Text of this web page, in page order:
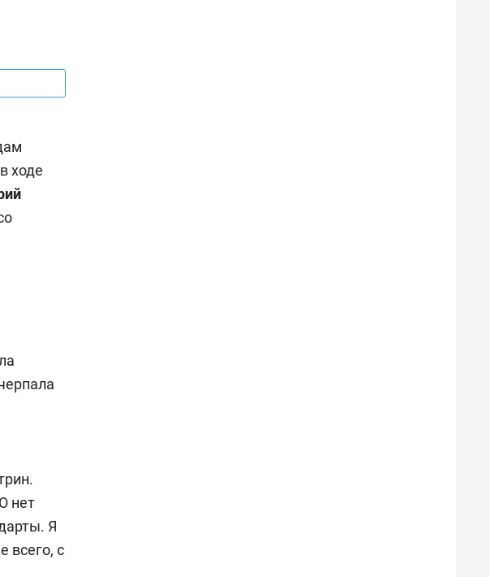
ходе
нет
Я
всего, с